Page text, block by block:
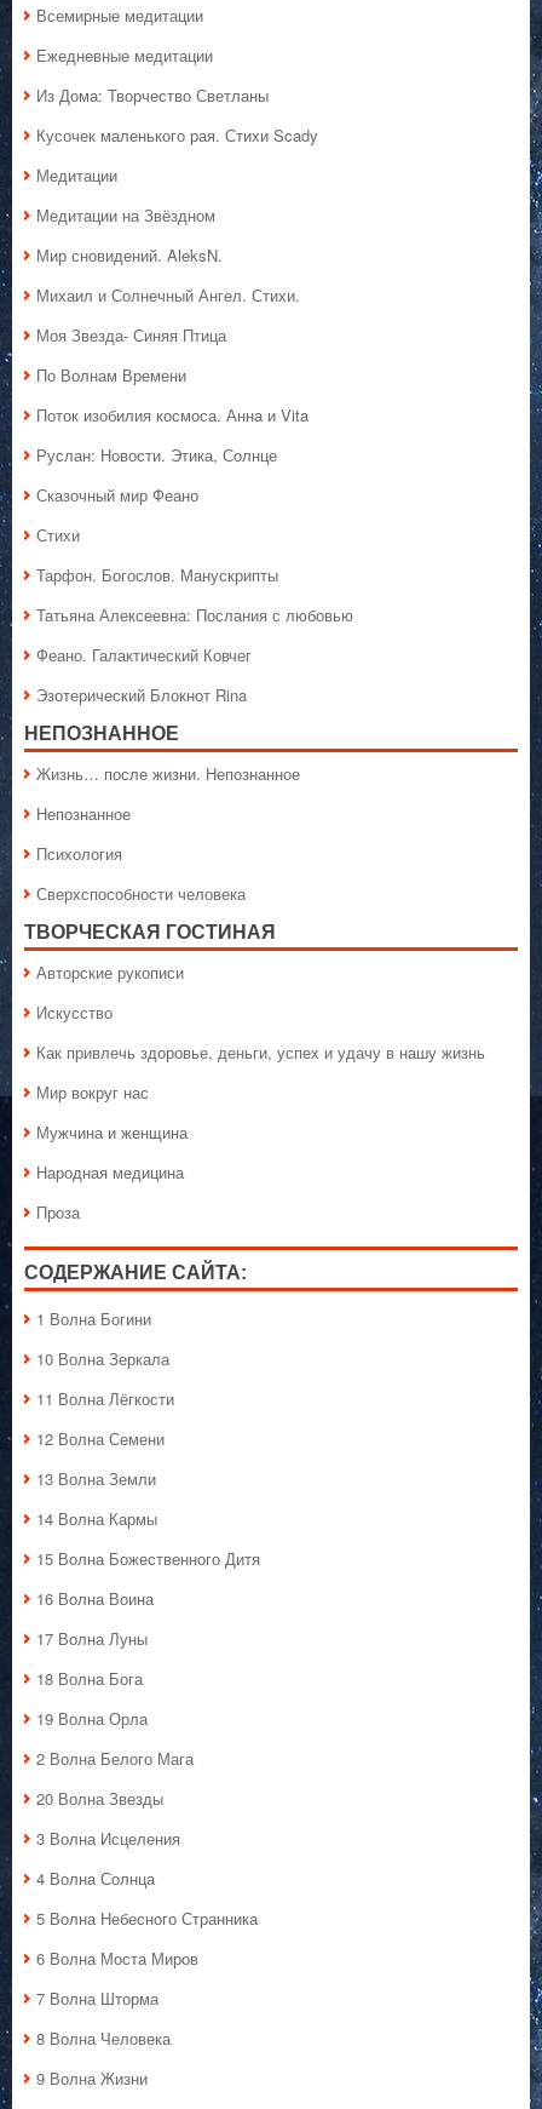
Всемирные медитации
Ежедневные медитации
Из Дома: Творчество Светланы
Кусочек маленького рая. Стихи Scady
Медитации
Медитации на Звёздном
Мир сновидений. AleksN.
Михаил и Солнечный Ангел. Стихи.
Моя Звезда- Синяя Птица
По Волнам Времени
Поток изобилия космоса. Анна и Vita
Руслан: Новости. Этика, Солнце
Сказочный мир Феано
Стихи
Тарфон. Богослов. Манускрипты
Татьяна Алексеевна: Послания с любовью
Феано. Галактический Ковчег
Эзотерический Блокнот Rina
НЕПОЗНАННОЕ
Жизнь… после жизни. Непознанное
Непознанное
Психология
Сверхспособности человека
ТВОРЧЕСКАЯ ГОСТИНАЯ
Авторские рукописи
Искусство
Как привлечь здоровье, деньги, успех и удачу в нашу жизнь
Мир вокруг нас
Мужчина и женщина
Народная медицина
Проза
СОДЕРЖАНИЕ САЙТА:
1 Волна Богини
10 Волна Зеркала
11 Волна Лёгкости
12 Волна Семени
13 Волна Земли
14 Волна Кармы
15 Волна Божественного Дитя
16 Волна Воина
17 Волна Луны
18 Волна Бога
19 Волна Орла
2 Волна Белого Мага
20 Волна Звезды
3 Волна Исцеления
4 Волна Солнца
5 Волна Небесного Странника
6 Волна Моста Миров
7 Волна Шторма
8 Волна Человека
9 Волна Жизни